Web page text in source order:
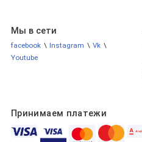
Мы в сети
facebook \ Instagram \ Vk \
Youtube
Принимаем платежи